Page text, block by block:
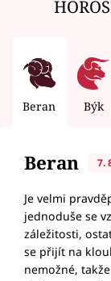
Beran Býk
Beran 7.
Je velmi
jednoduše se
záležitosti,
se přijít na
nemožné,